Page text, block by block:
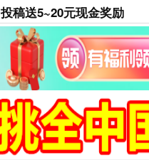
投稿送5~20元现金奖励